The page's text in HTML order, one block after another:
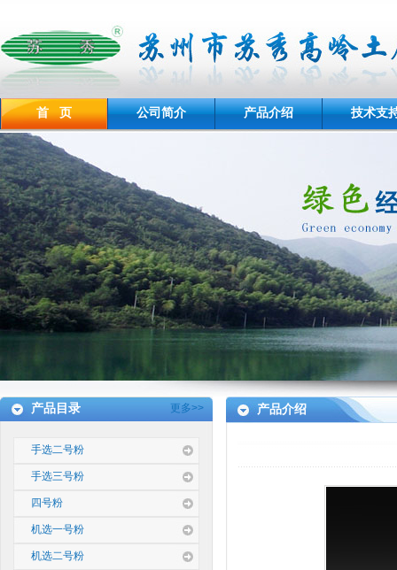
首 页 公司简介 产品介绍 技术支
产品目录 更多>>
手选二号粉
手选三号粉
四号粉
机选一号粉
机选二号粉
产品介绍